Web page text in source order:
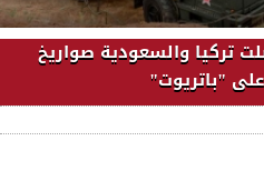
تركيا والسعودية صواريخ